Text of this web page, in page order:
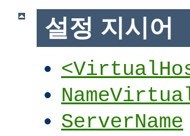
설정 지시어
ServerName